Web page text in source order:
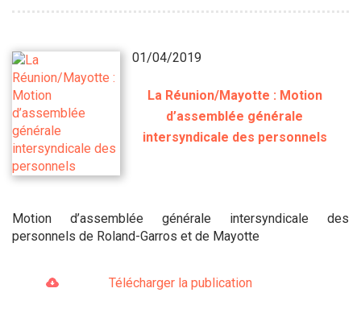
01/04/2019
La Réunion/Mayotte : Motion
d’assemblée générale
intersyndicale des personnels
Motion d’assemblée générale intersyndicale des
personnels de Roland-Garros et de Mayotte
Télécharger la publication